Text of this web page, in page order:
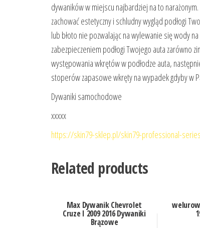
dywaników w miejscu najbardziej na to
zachować estetyczny i schludny wygląd podłogi
lub błoto nie pozwalając na wylewanie się wody
zabezpieczeniem podłogi Twojego auta zarówno
występowania wkrętów w podłodze auta,
stoperów zapasowe wkręty na wypadek gdyby w
Dywaniki samochodowe
xxxxx
https://skin79-sklep.pl/skin79-professional-
Related products
Max Dywanik Chevrolet
Cruze I 2009 2016 Dywaniki
Brązowe